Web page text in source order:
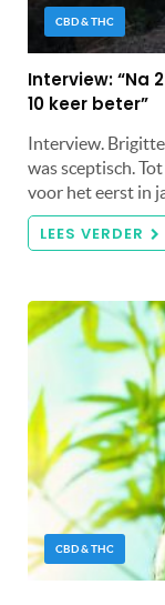
CBD & THC
Interview: “Na
10 keer beter”
Interview.
was sceptisch.
voor het eerst in
LEES VERDER
CBD & THC